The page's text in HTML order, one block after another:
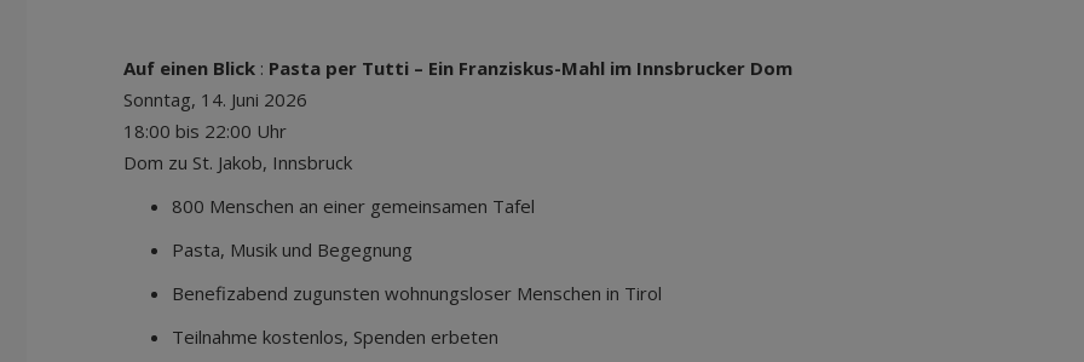
Auf einen Blick : Pasta per Tutti – Ein Franziskus-Mahl im Innsbrucker Dom
Sonntag, 14. Juni 2026
18:00 bis 22:00 Uhr
Dom zu St. Jakob, Innsbruck
800 Menschen an einer gemeinsamen Tafel
Pasta, Musik und Begegnung
Benefizabend zugunsten wohnungsloser Menschen in Tirol
Teilnahme kostenlos, Spenden erbeten